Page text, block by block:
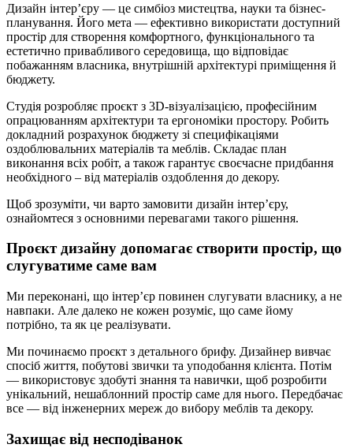
Дизайн інтер’єру — це симбіоз мистецтва, науки та бізнес-
планування. Його мета — ефективно використати доступний
простір для створення комфортного, функціонального та
естетично привабливого середовища, що відповідає
побажанням власника, внутрішній архітектурі приміщення й
бюджету.
Студія розробляє проєкт з 3D-візуалізацією, професійним
опрацюванням архітектури та ергономіки простору. Робить
докладний розрахунок бюджету зі специфікаціями
оздоблювальних матеріалів та меблів. Складає план
виконання всіх робіт, а також гарантує своєчасне придбання
необхідного – від матеріалів оздоблення до декору.
Щоб зрозуміти, чи варто замовити дизайн інтер’єру,
ознайомтеся з основними перевагами такого рішення.
Проєкт дизайну допомагає створити простір, що
слугуватиме саме вам
Ми переконані, що інтерʼєр повинен слугувати власнику, а не
навпаки. Але далеко не кожен розуміє, що саме йому
потрібно, та як це реалізувати.
Ми починаємо проєкт з детального брифу. Дизайнер вивчає
спосіб життя, побутові звички та уподобання клієнта. Потім
— використовує здобуті знання та навички, щоб розробити
унікальний, нешаблонний простір саме для нього. Передбачає
все — від інженерних мереж до вибору меблів та декору.
Захищає від несподіванок